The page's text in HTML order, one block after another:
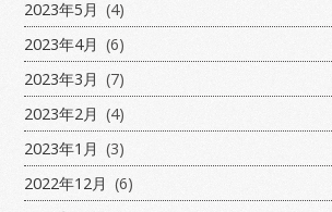
2023年5月 (4)
2023年4月 (6)
2023年3月 (7)
2023年2月 (4)
2023年1月 (3)
2022年12月 (6)